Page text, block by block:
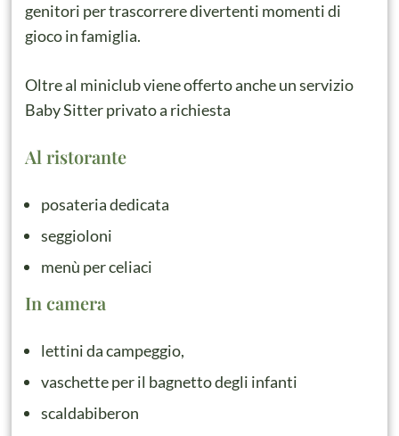
genitori per trascorrere divertenti momenti di
gioco in famiglia.
Oltre al miniclub viene offerto anche un servizio
Baby Sitter privato a richiesta
Al ristorante
posateria dedicata
seggioloni
menù per celiaci
In camera
lettini da campeggio,
vaschette per il bagnetto degli infanti
scaldabiberon